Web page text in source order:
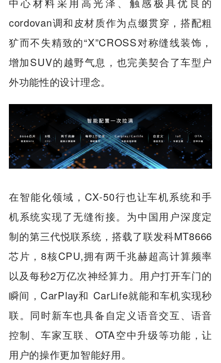
在内饰的用料上，马自达CX-50皮革座椅的
中心材料采用高光泽、触感极具优良的
cordovan调和皮材质作为点缀贯穿，搭配粗
犷而不失精致的“X”CROSS对称缝线装饰，
增加SUV的越野气息，也完美契合了车型户
外功能性的设计理念。
在智能化领域，CX-50行也让车机系统和手
机系统实现了无缝衔接。为中国用户深度定
制的第三代悦联系统，搭载了联发科MT8666
芯片，8核CPU,拥有两千兆赫超高计算频率
以及每秒2万亿次神经算力。用户打开车门的
瞬间，CarPlay和 CarLife就能和车机实现秒
联。同时新车也具备自定义语音交互、语音